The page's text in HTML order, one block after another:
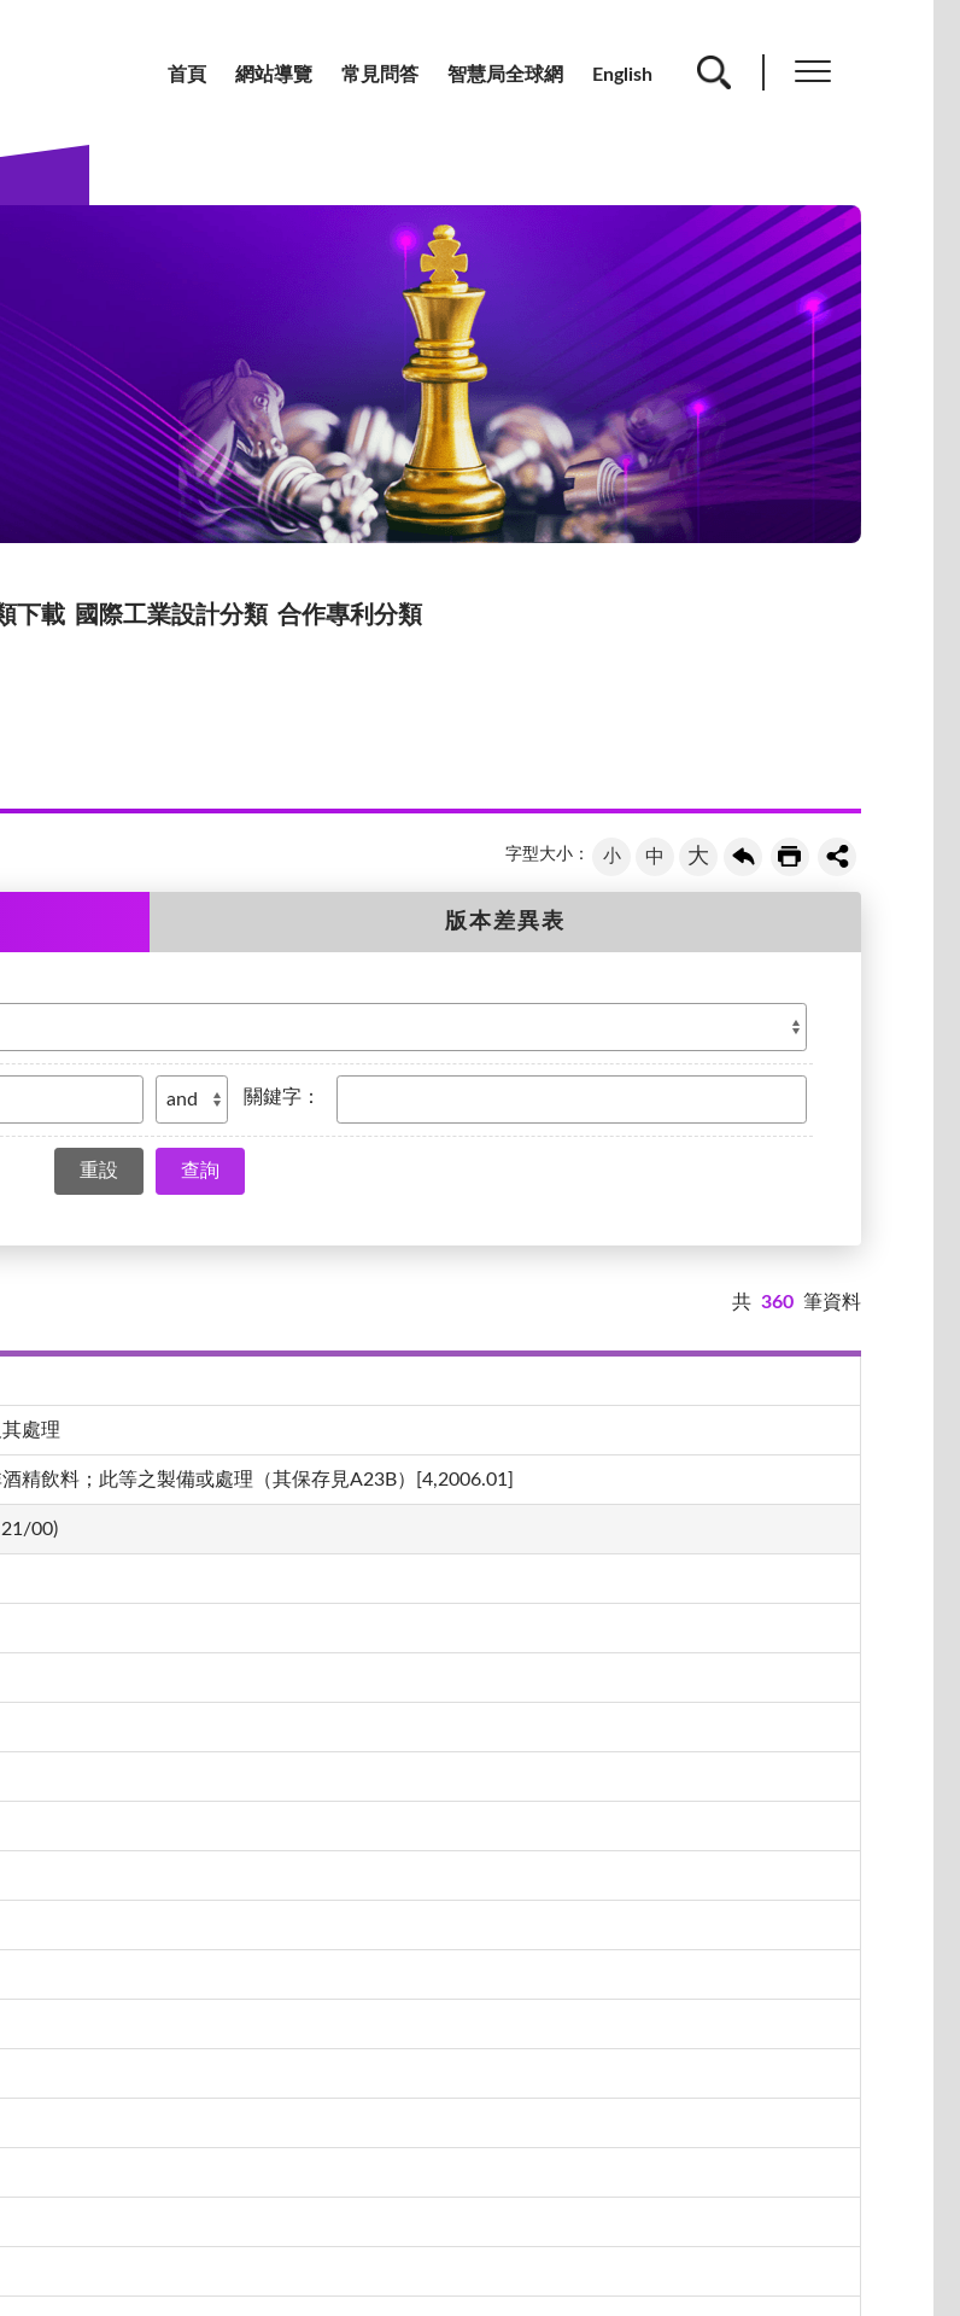
首頁 網站導覽 常見問答 智慧局全球網 English
下載 國際工業設計分類 合作專利分類
字型大小： 小 中 大
版本差異表
關鍵字：
查詢
共 360 筆資料
處理
精飲料；此等之製備或處理（其保存見A23B）[4,2006.01]
00)